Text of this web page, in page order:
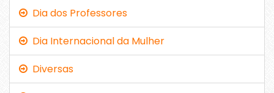
Dia dos Professores
Dia Internacional da Mulher
Diversas